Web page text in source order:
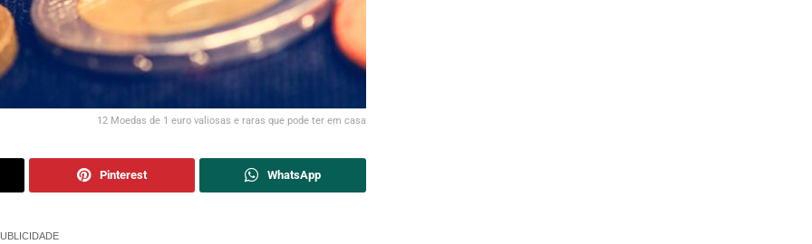
12 Moedas de 1 euro valiosas e raras que pode ter em casa
Pinterest WhatsApp